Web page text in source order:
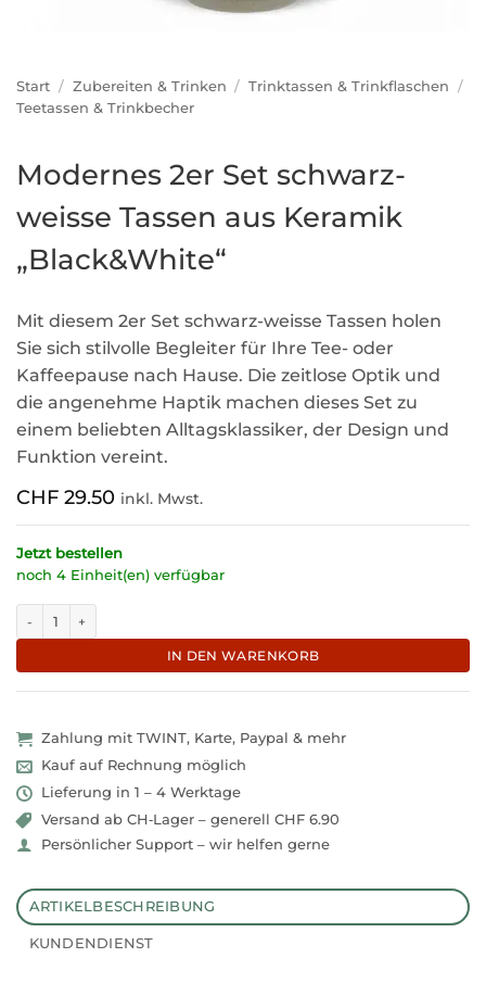
Start / Zubereiten & Trinken / Trinktassen & Trinkflaschen
/
Teetassen & Trinkbecher
Modernes 2er Set schwarz-
weisse Tassen aus Keramik
„Black&White“
Mit diesem 2er Set schwarz-weisse Tassen holen
Sie sich stilvolle Begleiter für Ihre Tee- oder
Kaffeepause nach Hause. Die zeitlose Optik und
die angenehme Haptik machen dieses Set zu
einem beliebten Alltagsklassiker, der Design und
Funktion vereint.
CHF 29.50 inkl. Mwst.
Jetzt bestellen
noch 4 Einheit(en) verfügbar
IN DEN WARENKORB
Zahlung mit TWINT, Karte, Paypal & mehr
Kauf auf Rechnung möglich
Lieferung in 1 – 4 Werktage
Versand ab CH‑Lager – generell CHF 6.90
Persönlicher Support – wir helfen gerne
ARTIKELBESCHREIBUNG
KUNDENDIENST